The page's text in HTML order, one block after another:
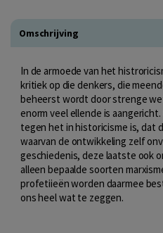
Omschrijving
In de armoede van het
kritiek op die denkers, die
beheerst wordt door strenge
enorm veel ellende is
tegen het in historicisme is, dat
waarvan de ontwikkeling zelf
geschiedenis, deze laatste ook
alleen bepaalde soorten
profetiieën worden daarmee
ons heel wat te zeggen.